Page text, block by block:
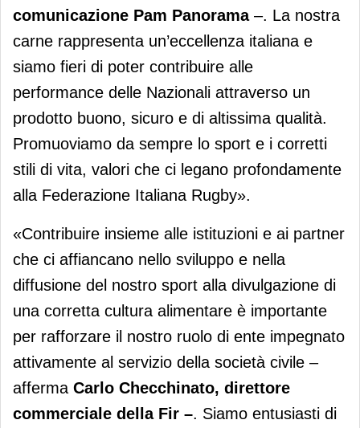
comunicazione Pam Panorama –. La nostra
carne rappresenta un’eccellenza italiana e
siamo fieri di poter contribuire alle
performance delle Nazionali attraverso un
prodotto buono, sicuro e di altissima qualità.
Promuoviamo da sempre lo sport e i corretti
stili di vita, valori che ci legano profondamente
alla Federazione Italiana Rugby».
«Contribuire insieme alle istituzioni e ai partner
che ci affiancano nello sviluppo e nella
diffusione del nostro sport alla divulgazione di
una corretta cultura alimentare è importante
per rafforzare il nostro ruolo di ente impegnato
attivamente al servizio della società civile –
afferma Carlo Checchinato, direttore
commerciale della Fir –. Siamo entusiasti di